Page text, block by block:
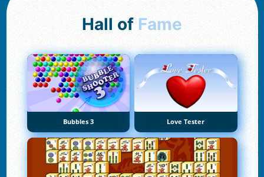
Hall of Fame
Bubbles 3 Love Tester